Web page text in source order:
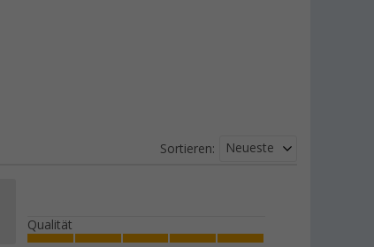
Sortieren: Neueste
Qualität